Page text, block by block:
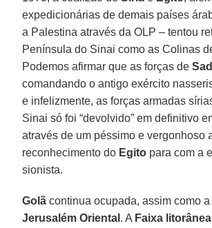
expedicionárias de demais países
a Palestina através da OLP – tentou
Península do Sinai como as Colinas
Podemos afirmar que as forças de
comandando o antigo exército
e infelizmente, as forças armadas
Sinai só foi “devolvido” em definitivo
através de um péssimo e vergonhoso
reconhecimento do Egito para com a
sionista.
Golã continua ocupada, assim como
Jerusalém Oriental . A Faixa